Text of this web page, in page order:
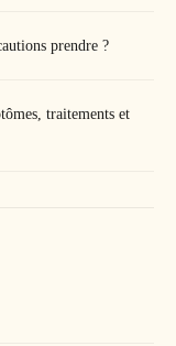
prendre ?
traitements et